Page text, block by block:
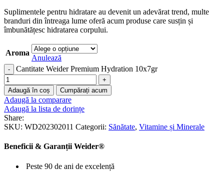
Suplimentele pentru hidratare au devenit un adevărat trend, multe
branduri din întreaga lume oferă acum produse care susțin și
îmbunătățesc hidratarea corpului.
Aroma
Anulează
Cantitate Weider Premium Hydration 10x7gr
Adaugă în coș Cumpărați acum
Adaugă la comparare
Adaugă la lista de dorințe
Share:
SKU: WD202302011 Categorii: Sănătate, Vitamine și Minerale
Beneficii & Garanții Weider®
Peste 90 de ani de excelență